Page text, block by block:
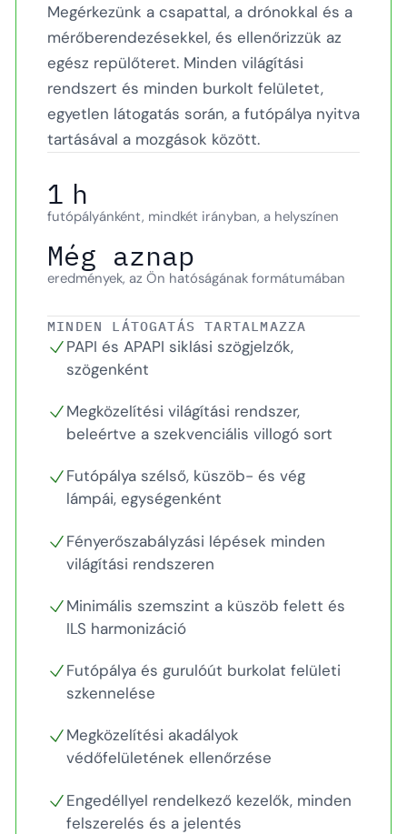
Megérkezünk a csapattal, a drónokkal és a
mérőberendezésekkel, és ellenőrizzük az
egész repülőteret. Minden világítási
rendszert és minden burkolt felületet,
egyetlen látogatás során, a futópálya nyitva
tartásával a mozgások között.
1 h
futópályánként, mindkét irányban, a helyszínen
Még aznap
eredmények, az Ön hatóságának formátumában
MINDEN LÁTOGATÁS TARTALMAZZA
PAPI és APAPI siklási szögjelzők,
szögenként
Megközelítési világítási rendszer,
beleértve a szekvenciális villogó sort
Futópálya szélső, küszöb- és vég
lámpái, egységenként
Fényerőszabályzási lépések minden
világítási rendszeren
Minimális szemszint a küszöb felett és
ILS harmonizáció
Futópálya és gurulóút burkolat felületi
szkennelése
Megközelítési akadályok
védőfelületének ellenőrzése
Engedéllyel rendelkező kezelők, minden
felszerelés és a jelentés